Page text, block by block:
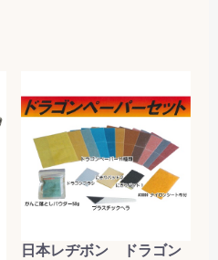
日本レヂボン ドラゴン